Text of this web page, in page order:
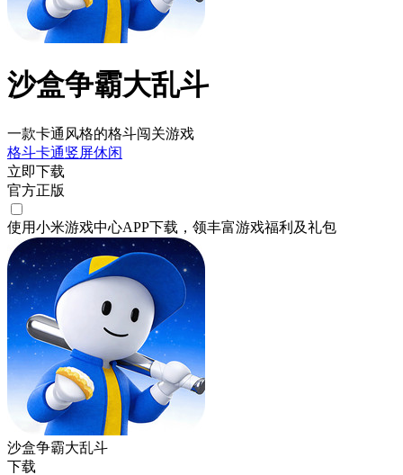
沙盒争霸大乱斗
一款卡通风格的格斗闯关游戏
格斗卡通竖屏休闲
立即下载
官方正版
使用小米游戏中心APP下载 ，领丰富游戏福利 及礼包
沙盒争霸大乱斗
下载